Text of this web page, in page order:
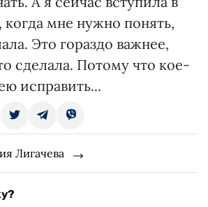
когда мне нужно понять,
Это гораздо важнее,
сделала. Потому что кое-
исправить...
Лигачева